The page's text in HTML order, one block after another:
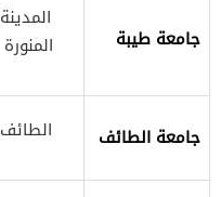
جامعة طيبة
المدينة
المنورة
جامعة الطائف الطائف